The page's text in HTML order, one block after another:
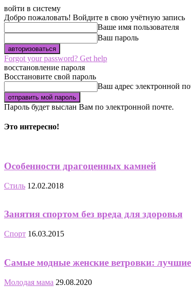
войти в систему
Добро пожаловать! Войдите в свою учётную запись
Ваше имя пользователя
Ваш пароль
Forgot your password? Get help
восстановление пароля
Восстановите свой пароль
Ваш адрес электронной
Пароль будет выслан Вам по электронной почте.
Это интересно!
Особенности драгоценных камней
Стиль 12.02.2018
Занятия спортом без вреда для здоровья
Спорт 16.03.2015
Самые модные женские ветровки: лучшие
Молодая мама 29.08.2020